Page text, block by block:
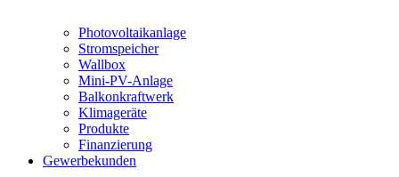
Photovoltaikanlage
Stromspeicher
Wallbox
Mini-PV-Anlage
Balkonkraftwerk
Klimageräte
Produkte
Finanzierung
Gewerbekunden